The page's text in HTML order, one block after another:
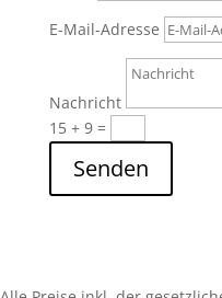
E-Mail-Adresse
Nachricht
15 + 9=
Senden